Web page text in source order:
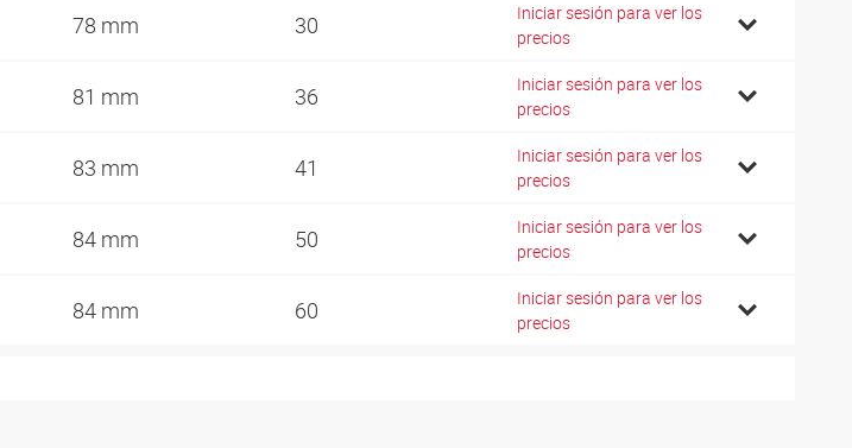
78 mm 30
Iniciar sesión para ver los
precios
81 mm 36
Iniciar sesión para ver los
precios
83 mm 41
Iniciar sesión para ver los
precios
84 mm 50
Iniciar sesión para ver los
precios
84 mm 60
Iniciar sesión para ver los
precios